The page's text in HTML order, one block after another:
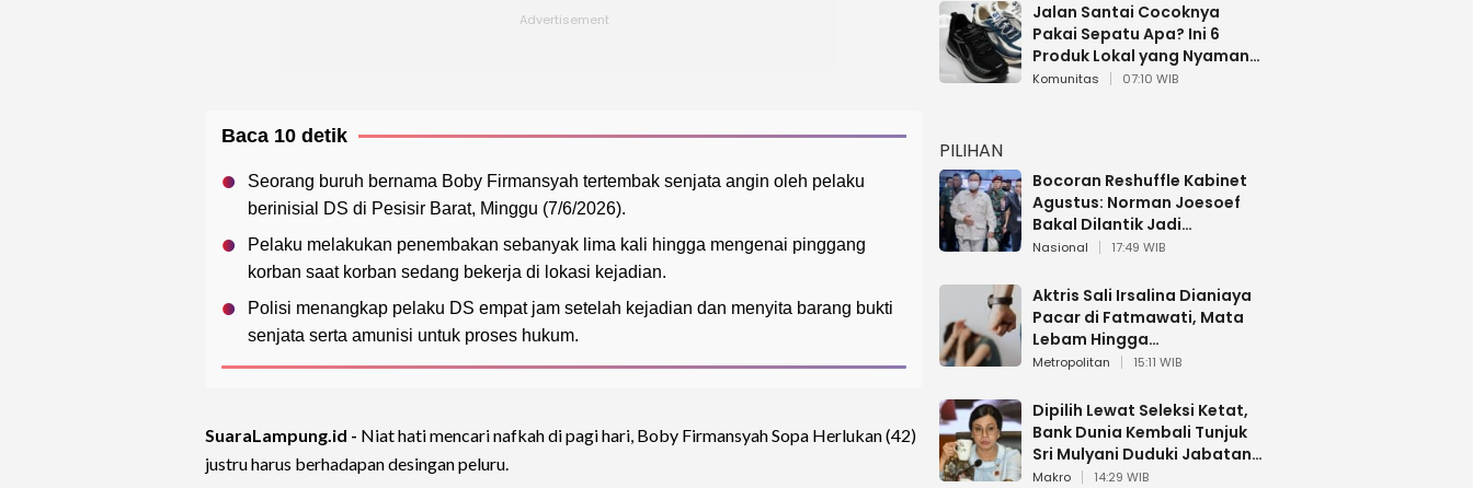
Baca 10 detik
Seorang buruh bernama Boby Firmansyah tertembak senjata angin oleh pelaku
berinisial DS di Pesisir Barat, Minggu (7/6/2026).
Pelaku melakukan penembakan sebanyak lima kali hingga mengenai pinggang
korban saat korban sedang bekerja di lokasi kejadian.
Polisi menangkap pelaku DS empat jam setelah kejadian dan menyita barang bukti
senjata serta amunisi untuk proses hukum.
SuaraLampung.id - Niat hati mencari nafkah di pagi hari, Boby Firmansyah Sopa Herlukan (42)
justru harus berhadapan desingan peluru.
Jalan Santai Cocoknya
Pakai Sepatu Apa? Ini 6
Produk Lokal yang Nyaman
Buat 17 Agustusan
Komunitas 07:10 WIB
PILIHAN
Bocoran Reshuffle Kabinet
Agustus: Norman Joesoef
Bakal Dilantik Jadi
Wamenhan RI
Nasional 17:49 WIB
Aktris Sali Irsalina Dianiaya
Pacar di Fatmawati, Mata
Lebam Hingga
Diselamatkan Polantas
Metropolitan 15:11 WIB
Dipilih Lewat Seleksi Ketat,
Bank Dunia Kembali Tunjuk
Sri Mulyani Duduki Jabatan
Strategis
Makro 14:29 WIB